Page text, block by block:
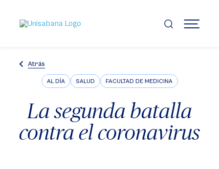
contenido
principal
MENÚ
Atrás
AL DÍA SALUD FACULTAD DE MEDICINA
La segunda batalla
contra el coronavirus